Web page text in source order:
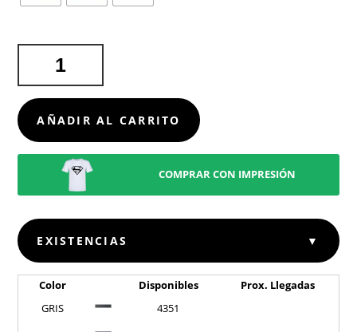
CANTIDAD
AÑADIR AL CARRITO
COMPRAR CON IMPRESIÓN
EXISTENCIAS ▼
Color Disponibles
Prox. Llegadas
GRIS
4351